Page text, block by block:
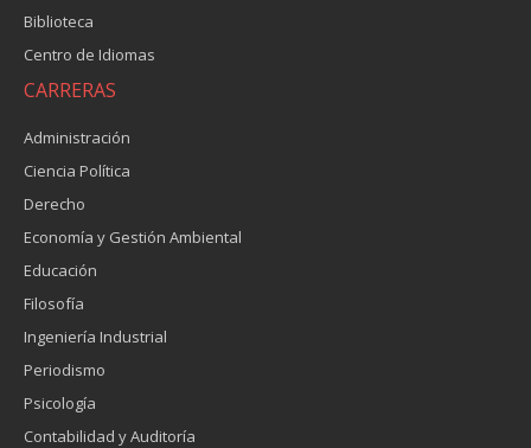
Biblioteca
Centro de Idiomas
CARRERAS
Administración
Ciencia Política
Derecho
Economía y Gestión Ambiental
Educación
Filosofía
Ingeniería Industrial
Periodismo
Psicología
Contabilidad y Auditoría